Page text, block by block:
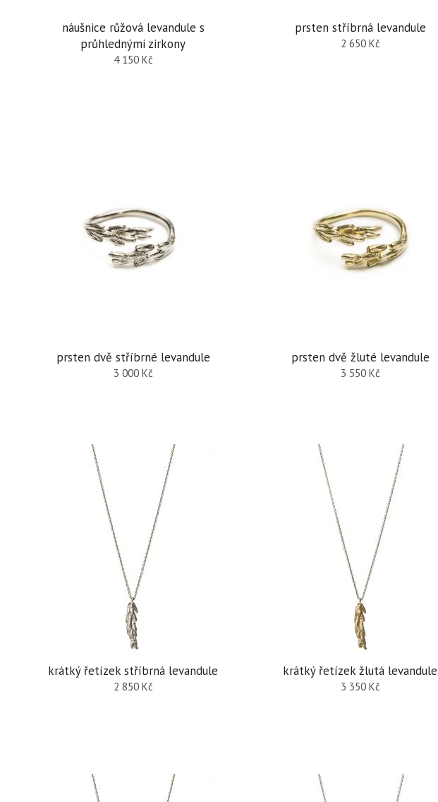
náušnice růžová levandule s
průhlednými zirkony
4 150 Kč
prsten stříbrná levandule
2 650 Kč
prsten dvě stříbrné levandule
3 000 Kč
prsten dvě žluté levandule
3 550 Kč
krátký řetízek stříbrná levandule
2 850 Kč
krátký řetízek žlutá levandule
3 350 Kč